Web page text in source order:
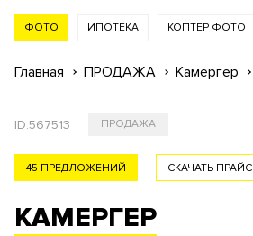
ФОТО ИПОТЕКА КОПТЕР ФОТО
Главная ПРОДАЖА Камергер
ID:567513 ПРОДАЖА
СКАЧАТЬ ПРАЙС
45 ПРЕДЛОЖЕНИЙ
КАМЕРГЕР